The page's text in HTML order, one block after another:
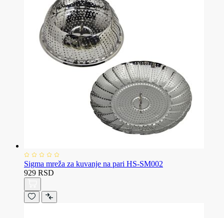
Sigma mreža za kuvanje na pari HS-SM002
929 RSD